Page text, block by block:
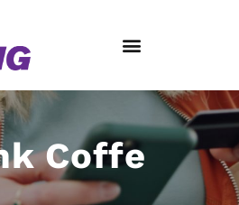
Coffe